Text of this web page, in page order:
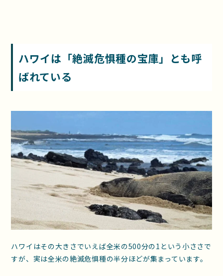
ハワイは「絶滅危惧種の宝庫」とも呼
ばれている
ハワイはその大きさでいえば全米の500分の1という小ささで
すが、実は全米の絶滅危惧種の半分ほどが集まっています。